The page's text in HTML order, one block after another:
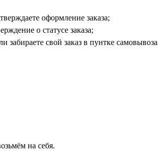
оформление заказа;
о статусе заказа;
свой заказ в пунтке
на себя.